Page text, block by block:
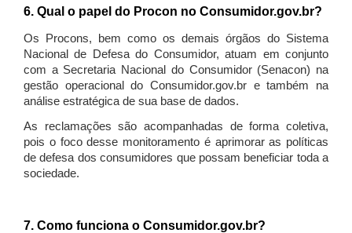
6. Qual o papel do Procon no Consumidor.gov.br?
Os Procons, bem como os demais órgãos do Sistema
Nacional de Defesa do Consumidor, atuam em conjunto
com a Secretaria Nacional do Consumidor (Senacon) na
gestão operacional do Consumidor.gov.br e também na
análise estratégica de sua base de dados.
As reclamações são acompanhadas de forma coletiva,
pois o foco desse monitoramento é aprimorar as políticas
de defesa dos consumidores que possam beneficiar toda a
sociedade.
7. Como funciona o Consumidor.gov.br?